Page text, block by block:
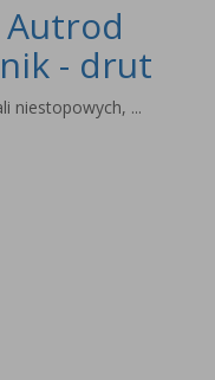
Autrod
- drut
niestopowych, ...